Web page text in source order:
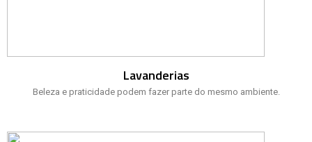
Lavanderias
Beleza e praticidade podem fazer parte do mesmo ambiente.